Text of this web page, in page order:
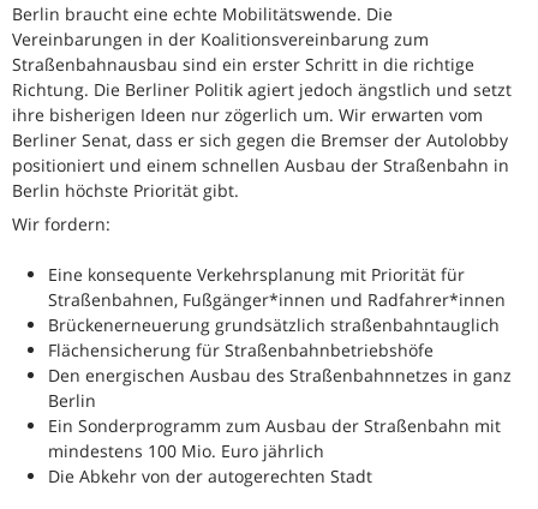
Berlin braucht eine echte Mobilitätswende. Die
Vereinbarungen in der Koalitionsvereinbarung zum
Straßenbahnausbau sind ein erster Schritt in die richtige
Richtung. Die Berliner Politik agiert jedoch ängstlich und setzt
ihre bisherigen Ideen nur zögerlich um. Wir erwarten vom
Berliner Senat, dass er sich gegen die Bremser der Autolobby
positioniert und einem schnellen Ausbau der Straßenbahn in
Berlin höchste Priorität gibt.
Wir fordern:
Eine konsequente Verkehrsplanung mit Priorität für
Straßenbahnen, Fußgänger*innen und Radfahrer*innen
Brückenerneuerung grundsätzlich straßenbahntauglich
Flächensicherung für Straßenbahnbetriebshöfe
Den energischen Ausbau des Straßenbahnnetzes in ganz
Berlin
Ein Sonderprogramm zum Ausbau der Straßenbahn mit
mindestens 100 Mio. Euro jährlich
Die Abkehr von der autogerechten Stadt